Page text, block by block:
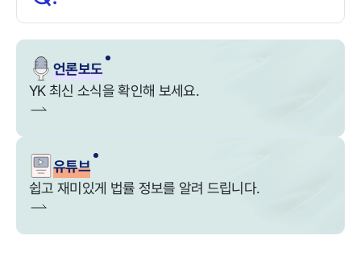
언론보도
YK 최신 소식을 확인해 보세요.
유튜브
쉽고 재미있게 법률 정보를 알려 드립니다.